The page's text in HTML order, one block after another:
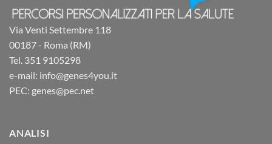
Via Venti Settembre 118
00187 - Roma (RM)
Tel. 351 9105298
e-mail: info@genes4you.it
PEC: genes@pec.net
ANALISI